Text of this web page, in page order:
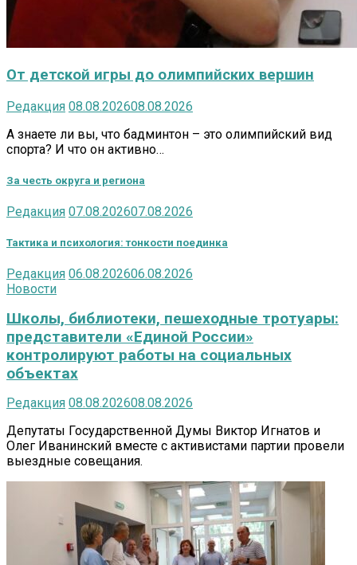
От детской игры до олимпийских вершин
Редакция 08.08.202608.08.2026
А знаете ли вы, что бадминтон – это олимпийский вид
спорта? И что он активно…
За честь округа и региона
Редакция 07.08.202607.08.2026
Тактика и психология: тонкости поединка
Редакция 06.08.202606.08.2026
Новости
Школы, библиотеки, пешеходные тротуары:
представители «Единой России»
контролируют работы на социальных
объектах
Редакция 08.08.202608.08.2026
Депутаты Государственной Думы Виктор Игнатов и
Олег Иванинский вместе с активистами партии провели
выездные совещания.